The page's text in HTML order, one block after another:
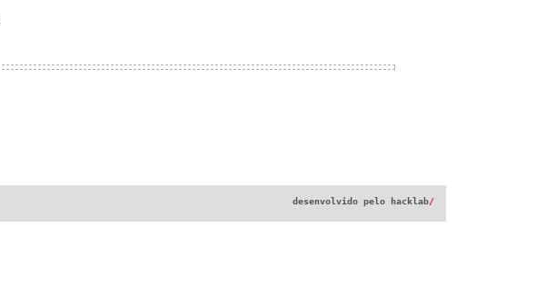
desenvolvido pelo hacklab/